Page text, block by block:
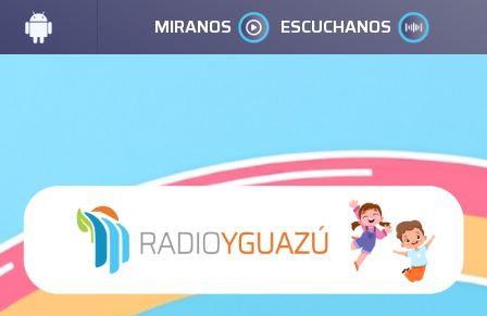
MIRANOS ESCUCHANOS